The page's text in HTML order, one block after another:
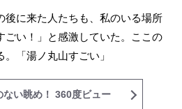
に来た人たちも、私のいる場所
ごい！」と感激していた。ここの
「湯ノ丸山すごい」
い眺め！ 360度ビュー